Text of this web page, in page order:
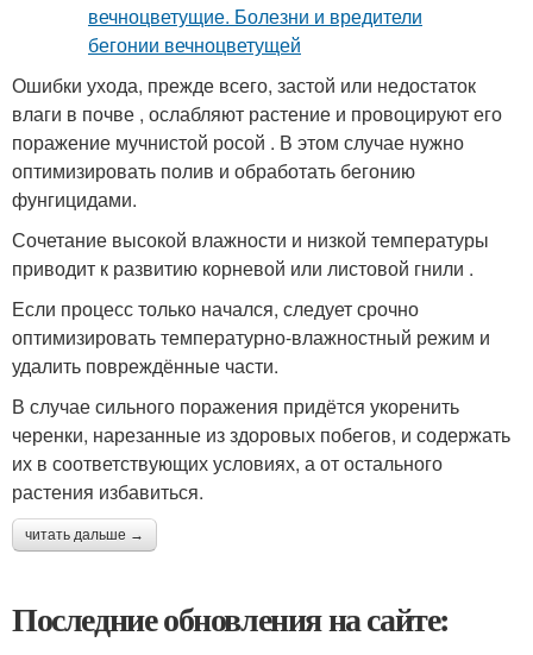
Ошибки ухода, прежде всего, застой или недостаток
влаги в почве , ослабляют растение и провоцируют его
поражение мучнистой росой . В этом случае нужно
оптимизировать полив и обработать бегонию
фунгицидами.
Сочетание высокой влажности и низкой температуры
приводит к развитию корневой или листовой гнили .
Если процесс только начался, следует срочно
оптимизировать температурно-влажностный режим и
удалить повреждённые части.
В случае сильного поражения придётся укоренить
черенки, нарезанные из здоровых побегов, и содержать
их в соответствующих условиях, а от остального
растения избавиться.
читать дальше →
Последние обновления на сайте: